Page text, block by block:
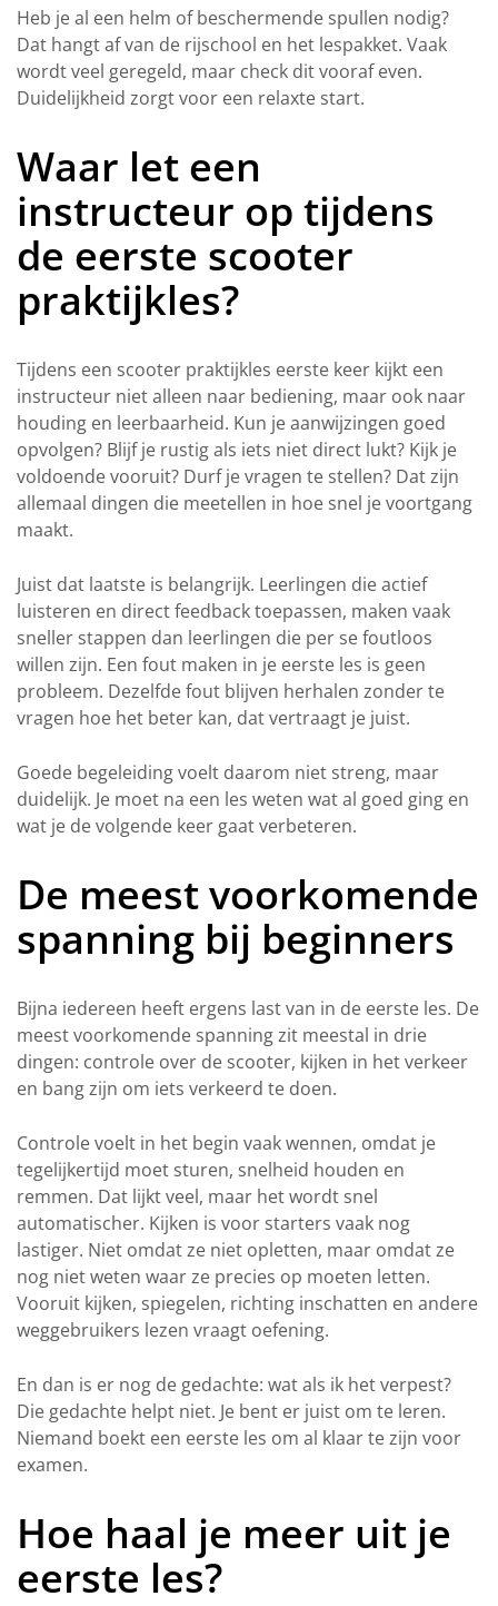
Heb je al een helm of beschermende spullen nodig?
Dat hangt af van de rijschool en het lespakket. Vaak
wordt veel geregeld, maar check dit vooraf even.
Duidelijkheid zorgt voor een relaxte start.
Waar let een
instructeur op tijdens
de eerste scooter
praktijkles?
Tijdens een scooter praktijkles eerste keer kijkt een
instructeur niet alleen naar bediening, maar ook naar
houding en leerbaarheid. Kun je aanwijzingen goed
opvolgen? Blijf je rustig als iets niet direct lukt? Kijk je
voldoende vooruit? Durf je vragen te stellen? Dat zijn
allemaal dingen die meetellen in hoe snel je voortgang
maakt.
Juist dat laatste is belangrijk. Leerlingen die actief
luisteren en direct feedback toepassen, maken vaak
sneller stappen dan leerlingen die per se foutloos
willen zijn. Een fout maken in je eerste les is geen
probleem. Dezelfde fout blijven herhalen zonder te
vragen hoe het beter kan, dat vertraagt je juist.
Goede begeleiding voelt daarom niet streng, maar
duidelijk. Je moet na een les weten wat al goed ging en
wat je de volgende keer gaat verbeteren.
De meest voorkomende
spanning bij beginners
Bijna iedereen heeft ergens last van in de eerste les. De
meest voorkomende spanning zit meestal in drie
dingen: controle over de scooter, kijken in het verkeer
en bang zijn om iets verkeerd te doen.
Controle voelt in het begin vaak wennen, omdat je
tegelijkertijd moet sturen, snelheid houden en
remmen. Dat lijkt veel, maar het wordt snel
automatischer. Kijken is voor starters vaak nog
lastiger. Niet omdat ze niet opletten, maar omdat ze
nog niet weten waar ze precies op moeten letten.
Vooruit kijken, spiegelen, richting inschatten en andere
weggebruikers lezen vraagt oefening.
En dan is er nog de gedachte: wat als ik het verpest?
Die gedachte helpt niet. Je bent er juist om te leren.
Niemand boekt een eerste les om al klaar te zijn voor
examen.
Hoe haal je meer uit je
eerste les?